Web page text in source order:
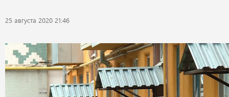
25 августа 2020 21:46